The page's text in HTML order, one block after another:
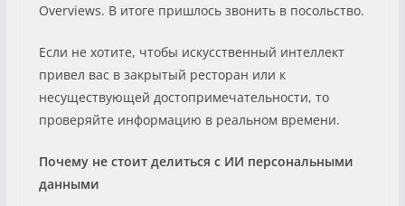
Overviews. В итоге пришлось звонить в посольство.
Если не хотите, чтобы искусственный интеллект
привел вас в закрытый ресторан или к
несуществующей достопримечательности, то
проверяйте информацию в реальном времени.
Почему не стоит делиться с ИИ персональными
данными